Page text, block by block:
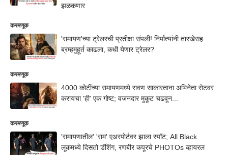
झळकणार
करमणूक
'रामायण'च्या ट्रेलरची प्रतीक्षा संपली! निर्मात्यांनी तारखेसह
ब्रम्हमुहूर्त काढला, कधी येणार ट्रेलर?
करमणूक
4000 कोटींच्या रामायणमध्ये रावण साकारताना अभिनेता सेटवर
करायचा 'ही' एक गोष्ट; वजनदार मुकूट चढवून...
करमणूक
'रामायणातील' 'राम' एअरपोर्टवर झाला स्पॉट; All Black
लूकमध्ये दिसतो डॅशिंग, रणबीर कपूरचे PHOTOs व्हायरल